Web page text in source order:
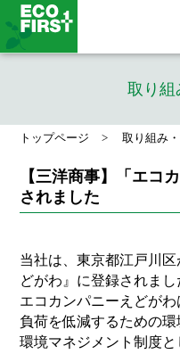
取り組
トップページ 取り組み
【三洋商事】「エコ
されました
当社は、東京都江戸川
どがわ』に登録されまし
エコカンパニーえどが
負荷を低減するための
環境マネジメント制度